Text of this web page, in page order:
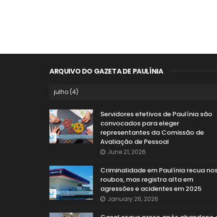
ARQUIVO DO GAZETA DE PAULÍNIA
Servidores efetivos de Paulínia são
convocados para eleger
representantes da Comissão de
Avaliação de Pessoal
June 21, 2026
Criminalidade em Paulínia recua
roubos, mas registra alta em
agressões e acidentes em 2025
January 26, 2026